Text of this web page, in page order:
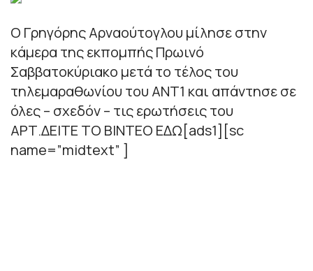
Ο Γρηγόρης Αρναούτογλου μίλησε στην
κάμερα της εκπομπής Πρωινό
Σαββατοκύριακο μετά το τέλος του
τηλεμαραθωνίου του ΑΝΤ1 και απάντησε σε
όλες – σχεδόν – τις ερωτήσεις του
ΑΡΤ.ΔΕΙΤΕ ΤΟ ΒΙΝΤΕΟ ΕΔΩ[ads1][sc
name=”midtext” ]